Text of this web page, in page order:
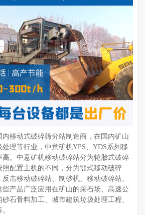
移动式破碎筛分站制造商，在国内矿山
理等行业，中意矿机YPS、YDS系列移
。中意矿机移动破碎站分为轮胎式破碎
配置主机的不同，分为颚式移动破碎
击移动破碎站、制砂机、移动破碎站、
产品广泛应用在矿山的采石场、高速公
石骨料加工、城市建筑垃圾处理工程、